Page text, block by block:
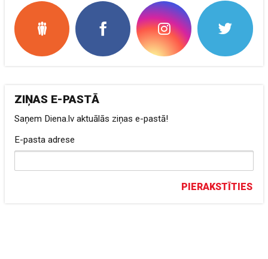
ZIŅAS E-PASTĀ
Saņem Diena.lv aktuālās ziņas e-pastā!
E-pasta adrese
PIERAKSTĪTIES